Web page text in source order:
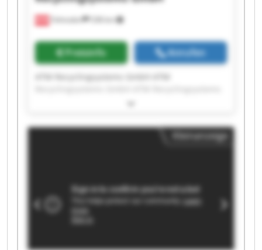
538 km
Preisinfo Anrufen
ATM Recyclingsystems GmbH ATM
GmbH ATM Recyclingsystems GmbH ATM
GmbH ATM Recyclingsystems GmbH ATM
Recyclingsystems GmbH ATM Recyclingsystems
Recyclingsystems GmbH ATM Recyclingsystems
GmbH ATM Recyclingsystems GmbH ATM
Recyclingsystems GmbH ATM Recyclingsystems
GmbH ATM Recyclingsystems GmbH ATM
Kleinanzeige